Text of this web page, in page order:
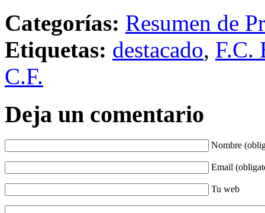
Categorías: Resumen de
Etiquetas: destacado, F.C.
C.F.
Deja un comentario
Nombre
Email
Tu web